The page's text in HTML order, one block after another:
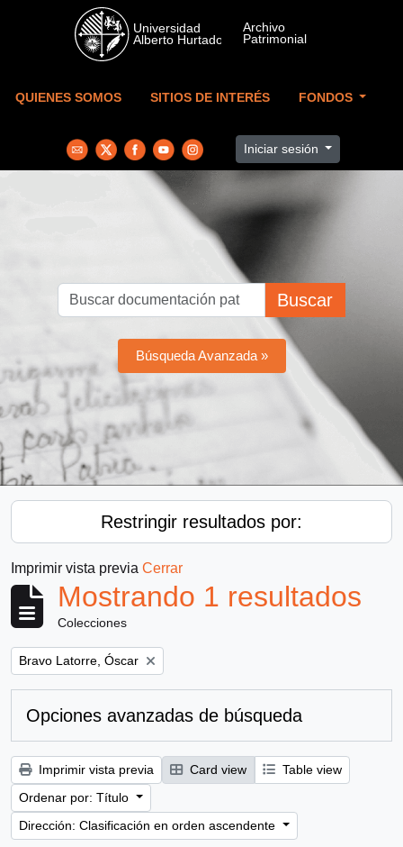
Skip to main content
QUIENES SOMOS SITIOS DE INTERÉS FONDOS
Iniciar sesión
Buscar
Búsqueda Avanzada »
Restringir resultados por:
Imprimir vista previa Cerrar
Mostrando 1 resultados
Colecciones
Remove filter:
Bravo Latorre, Óscar
Opciones avanzadas de búsqueda
Imprimir vista previa Card view
Table view
Ordenar por: Título
Dirección: Clasificación en orden ascendente